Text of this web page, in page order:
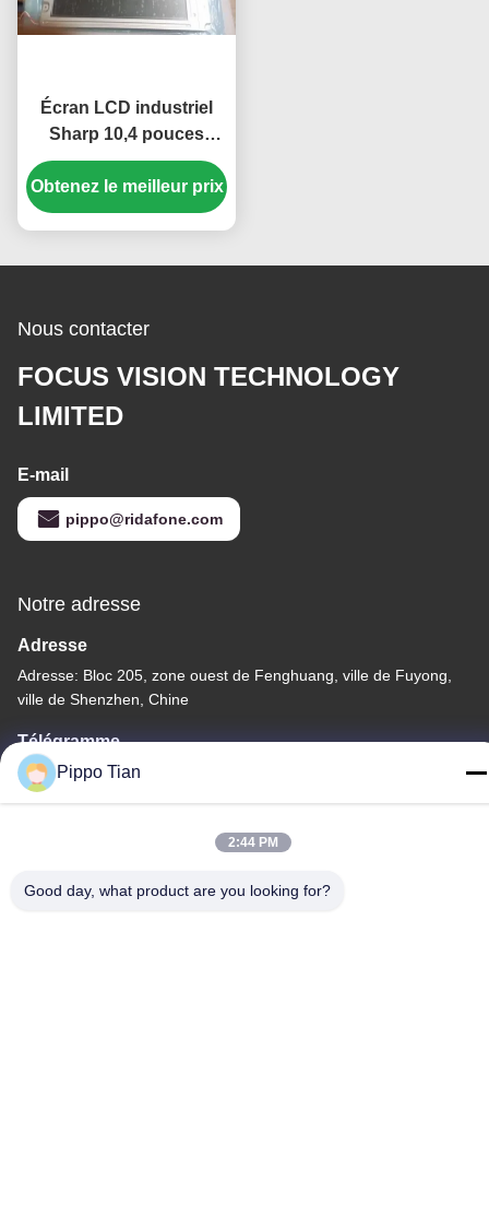
Écran LCD industriel
Sharp 10,4 pouces
haute luminosité
350cd/m2 avec une
résolution de 640*480
Obtenez le meilleur prix
Nous contacter
FOCUS VISION TECHNOLOGY
LIMITED
E-mail
pippo@ridafone.com
Notre adresse
Adresse
Adresse: Bloc 205, zone ouest de Fenghuang, ville de Fuyong,
ville de Shenzhen, Chine
Télégramme
86--13590447319
Politique de confidentialité| Plan du site
Pippo Tian
2:44 PM
Good day, what product are you looking for?